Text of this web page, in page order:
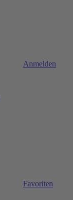
Anmelden
Favoriten